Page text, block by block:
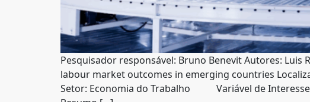
Pesquisador responsável: Bruno Benevit Autores:
labour market outcomes in emerging countries
Setor: Economia do Trabalho Variável de Interesse